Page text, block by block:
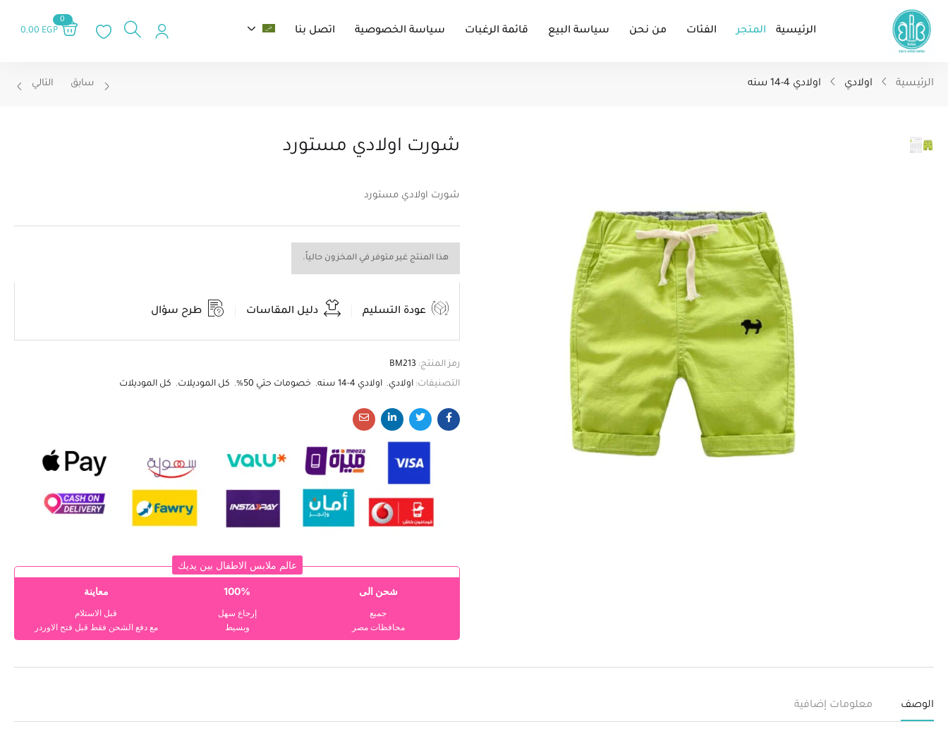
الرئيسية المتجر الفئات من نحن سياسة البيع قائمة الرغبات سياسة الخصوصية اتصل بنا
0
0,00 EGP
الرئيسية اولادي اولادي 4-14 سنه سابق التالي
غير متوفر في المخزون
شورت اولادي مستورد
شورت اولادي مستورد
هذا المنتج غير متوفر في المخزون حالياً.
عودة التسليم دليل المقاسات طرح سؤال
رمز المنتج: BM213
التصنيفات: اولادي, اولادي 4-14 سنه , خصومات حتي 50% , كل الموديلات, كل الموديلات
عالم ملابس الاطفال بين يديك
شحن الى
جميع
محافظات مصر
100%
إرجاع سهل
وبسيط
معاينة
قبل الاستلام
مع دفع الشحن فقط قبل فتح الاوردر
الوصف معلومات إضافية